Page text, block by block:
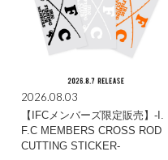
2026.08.03
【IFCメンバーズ限定販売】-I.
F.C MEMBERS CROSS ROD
CUTTING STICKER-